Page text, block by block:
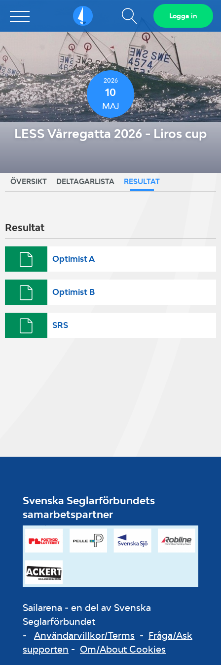
Sailarena Visa
sökfält
Logga in
2026
10
MAJ
LESS Vårregatta 2026 - Liros cup
ÖVERSIKT DELTAGARLISTA RESULTAT
Resultat
Optimist A
Optimist B
SRS
Svenska Seglarförbundets
samarbetspartner
Sailarena - en del av Svenska
Seglarförbundet
- Användarvillkor/Terms - Fråga/Ask
supporten - Om/About Cookies